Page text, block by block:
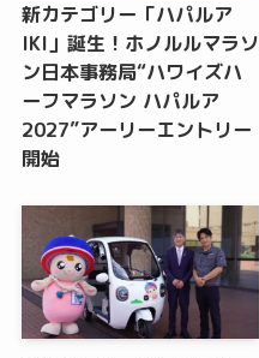
新カテゴリー「ハパルア
IKI」誕生！ホノルルマラソ
ン日本事務局“ハワイズハ
ーフマラソン ハパルア
2027”アーリーエントリー
開始